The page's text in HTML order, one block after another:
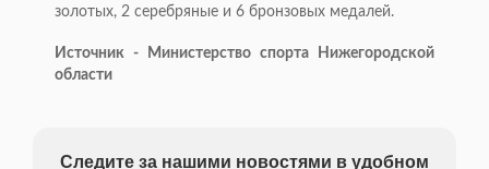
золотых, 2 серебряные и 6 бронзовых медалей.
Источник - Министерство спорта Нижегородской
области
Следите за нашими новостями в удобном